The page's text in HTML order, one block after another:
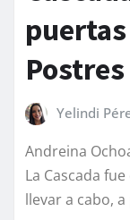
Postres
Yelindi
Andreina
La Cascada
llevar a cabo,